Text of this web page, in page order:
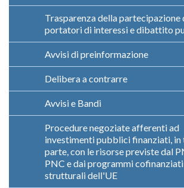
Trasparenza della partecipazione
portatori di interessi e dibattito
Avvisi di preinformazione
Delibera a contrarre
Avvisi e Bandi
Procedure negoziate afferenti ad
investimenti pubblici finanziati, in
parte, con le risorse previste dal
PNC e dai programmi
strutturali dell'UE